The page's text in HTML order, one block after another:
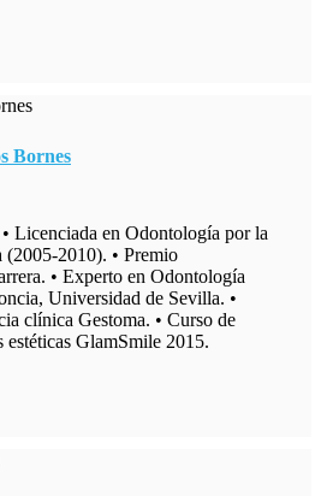
Bornes
Licenciada en Odontología por la
2010). • Premio
• Experto en Odontología
Universidad de Sevilla. •
clínica Gestoma. • Curso de
GlamSmile 2015.